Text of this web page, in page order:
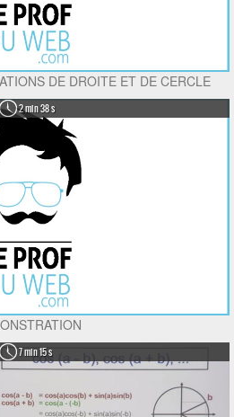
DE DROITE ET DE CERCLE
2 min 38 s
7 min 15 s